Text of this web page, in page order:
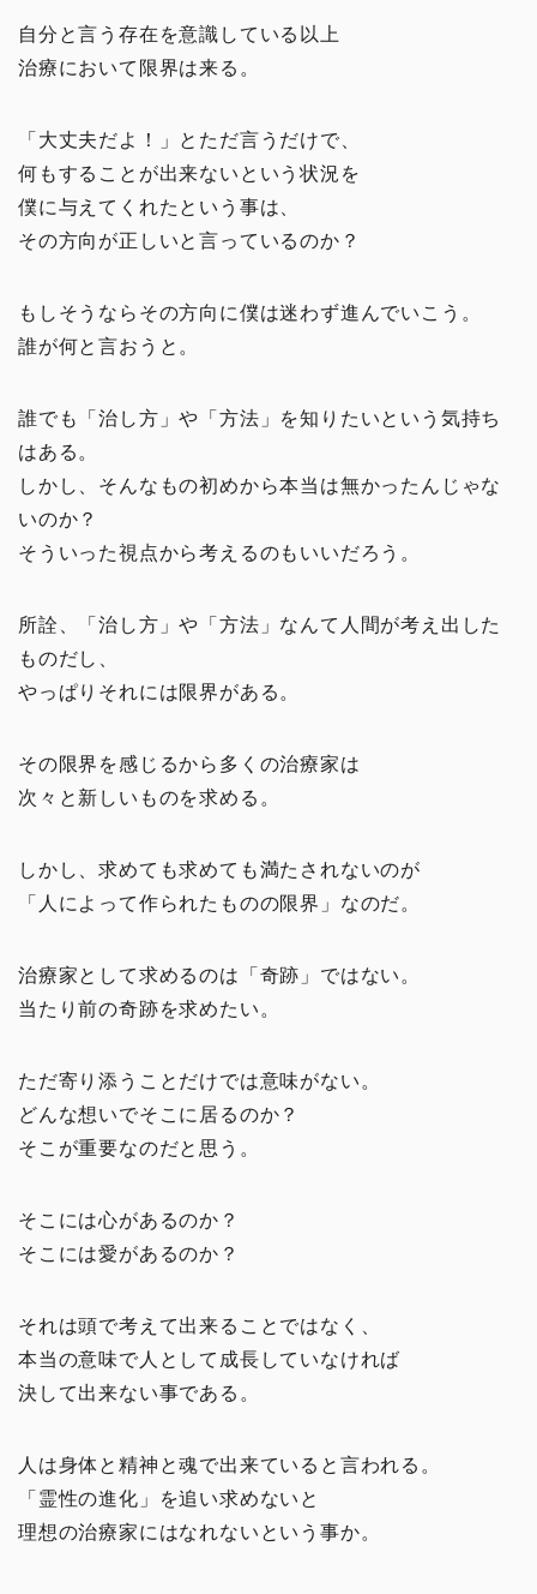
自分と言う存在を意識している以上
治療において限界は来る。
「大丈夫だよ！」とただ言うだけで、
何もすることが出来ないという状況を
僕に与えてくれたという事は、
その方向が正しいと言っているのか？
もしそうならその方向に僕は迷わず進んでいこう。
誰が何と言おうと。
誰でも「治し方」や「方法」を知りたいという気持ち
はある。
しかし、そんなもの初めから本当は無かったんじゃな
いのか？
そういった視点から考えるのもいいだろう。
所詮、「治し方」や「方法」なんて人間が考え出した
ものだし、
やっぱりそれには限界がある。
その限界を感じるから多くの治療家は
次々と新しいものを求める。
しかし、求めても求めても満たされないのが
「人によって作られたものの限界」なのだ。
治療家として求めるのは「奇跡」ではない。
当たり前の奇跡を求めたい。
ただ寄り添うことだけでは意味がない。
どんな想いでそこに居るのか？
そこが重要なのだと思う。
そこには心があるのか？
そこには愛があるのか？
それは頭で考えて出来ることではなく、
本当の意味で人として成長していなければ
決して出来ない事である。
人は身体と精神と魂で出来ていると言われる。
「霊性の進化」を追い求めないと
理想の治療家にはなれないという事か。